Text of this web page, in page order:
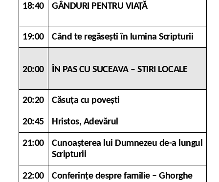
18:40 GÂNDURI PENTRU VIAȚĂ
19:00 Când te regăsești în lumina Scripturii
20:00 ÎN PAS CU SUCEAVA – STIRI LOCALE
20:20 Căsuța cu povești
20:45 Hristos, Adevărul
21:00
Cunoașterea lui Dumnezeu de-a lungul
Scripturii
22:00
Conferințe despre familie – Ghorghe